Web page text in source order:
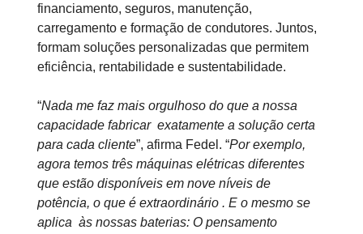
financiamento, seguros, manutenção,
carregamento e formação de condutores. Juntos,
formam soluções personalizadas que permitem
eficiência, rentabilidade e sustentabilidade.
“Nada me faz mais orgulhoso do que a nossa
capacidade fabricar exatamente a solução certa
para cada cliente”, afirma Fedel. “Por exemplo,
agora temos três máquinas elétricas diferentes
que estão disponíveis em nove níveis de
potência, o que é extraordinário . E o mesmo se
aplica às nossas baterias: O pensamento